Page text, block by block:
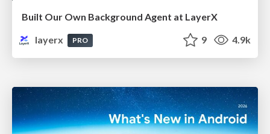
Built Our Own Background Agent at LayerX
layerx
PRO 9 4.9k